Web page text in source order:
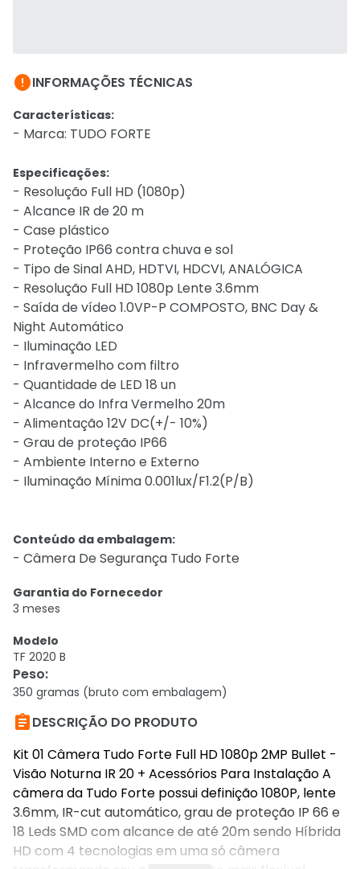
INFORMAÇÕES TÉCNICAS
Características:
- Marca: TUDO FORTE
Especificações:
- Resolução Full HD (1080p)
- Alcance IR de 20 m
- Case plástico
- Proteção IP66 contra chuva e sol
- Tipo de Sinal AHD, HDTVI, HDCVI, ANALÓGICA
- Resolução Full HD 1080p Lente 3.6mm
- Saída de vídeo 1.0VP-P COMPOSTO, BNC Day &
Night Automático
- Iluminação LED
- Infravermelho com filtro
- Quantidade de LED 18 un
- Alcance do Infra Vermelho 20m
- Alimentação 12V DC(+/- 10%)
- Grau de proteção IP66
- Ambiente Interno e Externo
- Iluminação Mínima 0.001lux/F1.2(P/B)
Conteúdo da embalagem:
- Câmera De Segurança Tudo Forte
Garantia do Fornecedor
3 meses
Modelo
TF 2020 B
Peso:
350 gramas (bruto com embalagem)
DESCRIÇÃO DO PRODUTO
Kit 01 Câmera Tudo Forte Full HD 1080p 2MP Bullet -
Visão Noturna IR 20 + Acessórios Para Instalação A
câmera da Tudo Forte possui definição 1080P, lente
3.6mm, IR-cut automático, grau de proteção IP 66 e
18 Leds SMD com alcance de até 20m sendo Híbrida
HD com 4 tecnologias em uma só câmera